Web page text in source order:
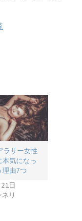
ラサー女性
本気になっ
理由7つ
日
リ